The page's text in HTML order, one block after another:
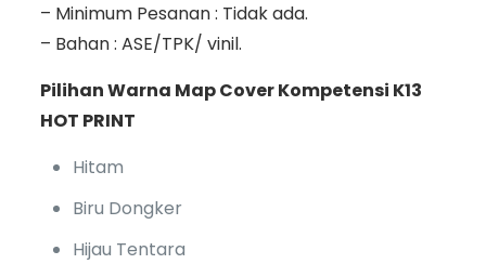
– Minimum Pesanan : Tidak ada.
– Bahan : ASE/TPK/ vinil.
Pilihan Warna Map Cover Kompetensi K13
HOT PRINT
Hitam
Biru Dongker
Hijau Tentara